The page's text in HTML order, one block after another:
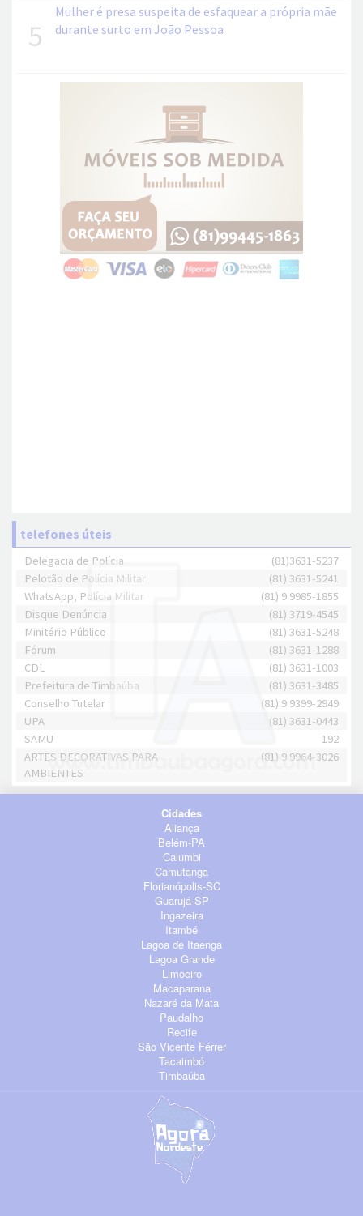
5
Mulher é presa suspeita de esfaquear a própria mãe
durante surto em João Pessoa
telefones úteis
Delegacia de Polícia
(81)3631-5237
Pelotão de Polícia Militar
(81) 3631-5241
WhatsApp, Polícia Militar
(81) 9 9985-1855
Disque Denúncia
(81) 3719-4545
Minitério Público
(81) 3631-5248
Fórum
(81) 3631-1288
CDL
(81) 3631-1003
Prefeitura de Timbaúba
(81) 3631-3485
Conselho Tutelar
(81) 9 9399-2949
UPA
(81) 3631-0443
SAMU
192
ARTES DECORATIVAS PARA
AMBIENTES
(81) 9 9964-3026
Cidades
Aliança
Belém-PA
Calumbi
Camutanga
Florianópolis-SC
Guarujá-SP
Ingazeira
Itambé
Lagoa de Itaenga
Lagoa Grande
Limoeiro
Macaparana
Nazaré da Mata
Paudalho
Recife
São Vicente Férrer
Tacaimbó
Timbaúba